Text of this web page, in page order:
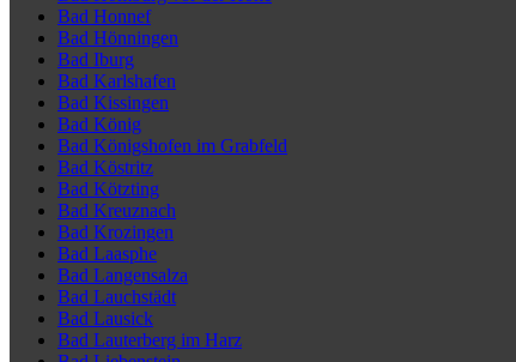
Bad Honnef
Bad Hönningen
Bad Iburg
Bad Karlshafen
Bad Kissingen
Bad König
Bad Königshofen im Grabfeld
Bad Köstritz
Bad Kötzting
Bad Kreuznach
Bad Krozingen
Bad Laasphe
Bad Langensalza
Bad Lauchstädt
Bad Lausick
Bad Lauterberg im Harz